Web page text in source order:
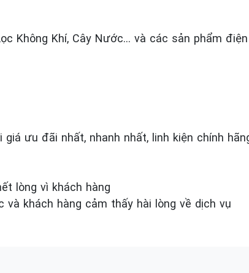
Không Khí, Cây Nước… và các sản phẩm
ưu đãi nhất, nhanh nhất, linh kiện chính
lòng vì khách hàng
khách hàng cảm thấy hài lòng về dịch vụ